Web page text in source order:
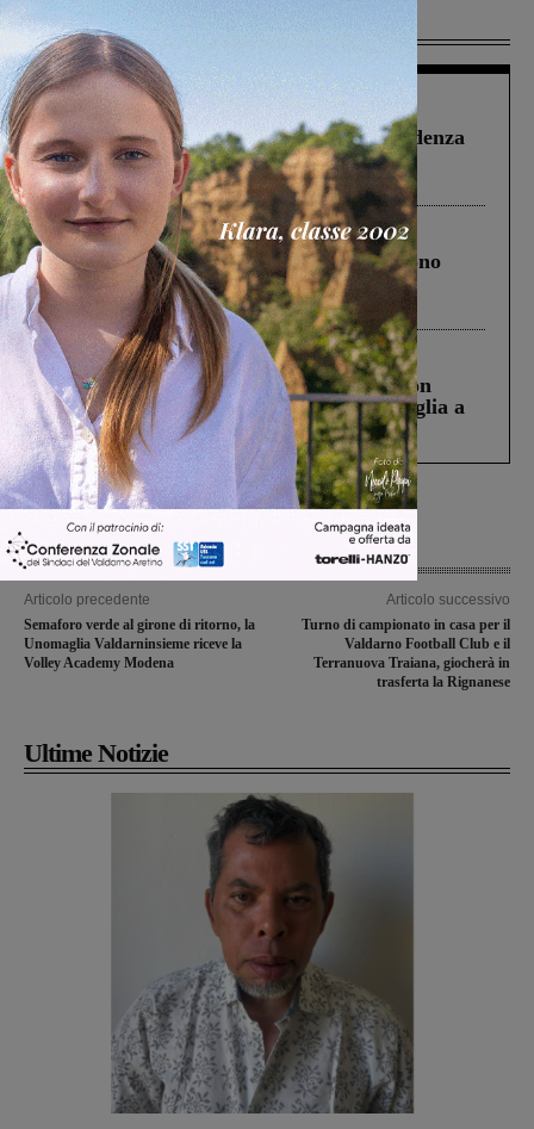
Più lette
Figline Incisa Valdarno 1 Agosto 2026
Piscina di Figline finanziata oltre la scadenza
Pnrr, il gruppo di Fratelli d’Italia: “Un
ringraziamento al Governo”
Cronaca 4 Agosto 2026
Un anno fa la strage in A1 in cui morirono
Gianni, Giulia e Franco. Lo schianto, il
processo, lo stop ai sorpassi fra tir....
Cronaca 3 Agosto 2026
Scomparso da una struttura di Castiglion
Fiorentino l’uomo che aveva ucciso la figlia a
Levane nel 2020
Articolo precedente
Semaforo verde al girone di ritorno, la
Unomaglia Valdarninsieme riceve la
Volley Academy Modena
Articolo successivo
Turno di campionato in casa per il
Valdarno Football Club e il
Terranuova Traiana, giocherà in
trasferta la Rignanese
Ultime Notizie